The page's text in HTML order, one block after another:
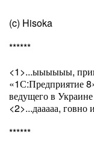
(c) Hisoka
******
<1>...ыыыыыы,
«1С:Предприятие
ведущего в
<2>...дааааа, говно
******